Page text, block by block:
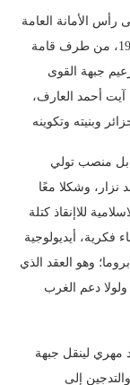
الأمانة العامة
لحزب جبهة التحرير الوطني بعد انقلاب 11 يناير 1992، من طرف قامة
جبهة القوى
آيت أحمد العارف،
بل منصب تولي
نزار، وشكلا معًا
للاإنقاذ كتلة
فكرية، أيديولوجية
وهو العقد الذي
دعم الغرب
مهري لينقل جبهة
إلى